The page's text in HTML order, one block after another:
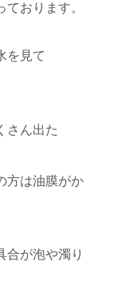
おります。
を見て
さん出た
方は油膜がか
合が泡や濁り